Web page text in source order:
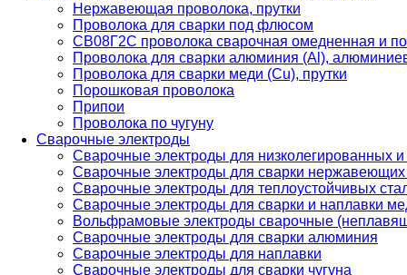
Нержавеющая проволока, прутки
Проволока для сварки под флюсом
СВ08Г2С проволока сварочная омедненная и
Проволока для сварки алюминия (Al),
Проволока для сварки меди (Cu), прутки
Порошковая проволока
Припои
Проволока по чугуну
Сварочные электроды
Сварочные электроды для низколегированных и
Сварочные электроды для сварки
Сварочные электроды для теплоустойчивых
Сварочные электроды для сварки и наплавки
Вольфрамовые электроды сварочные
Сварочные электроды для сварки алюминия
Сварочные электроды для наплавки
Сварочные электроды для сварки чугуна